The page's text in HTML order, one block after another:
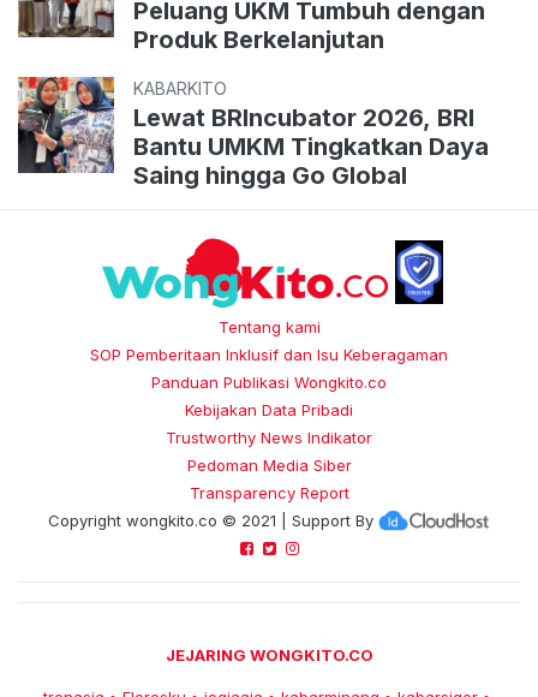
Peluang UKM Tumbuh dengan
Produk Berkelanjutan
KABARKITO
Lewat BRIncubator 2026, BRI
Bantu UMKM Tingkatkan Daya
Saing hingga Go Global
Tentang kami
SOP Pemberitaan Inklusif dan Isu Keberagaman
Panduan Publikasi Wongkito.co
Kebijakan Data Pribadi
Trustworthy News Indikator
Pedoman Media Siber
Transparency Report
Copyright wongkito.co © 2021 | Support By
JEJARING WONGKITO.CO